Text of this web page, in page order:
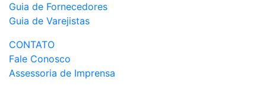
Guia de Fornecedores
Guia de Varejistas
CONTATO
Fale Conosco
Assessoria de Imprensa